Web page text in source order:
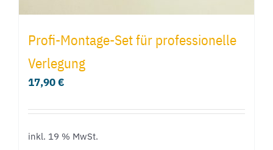
Profi-Montage-Set für professionelle
Verlegung
17,90€
inkl. 19 % MwSt.